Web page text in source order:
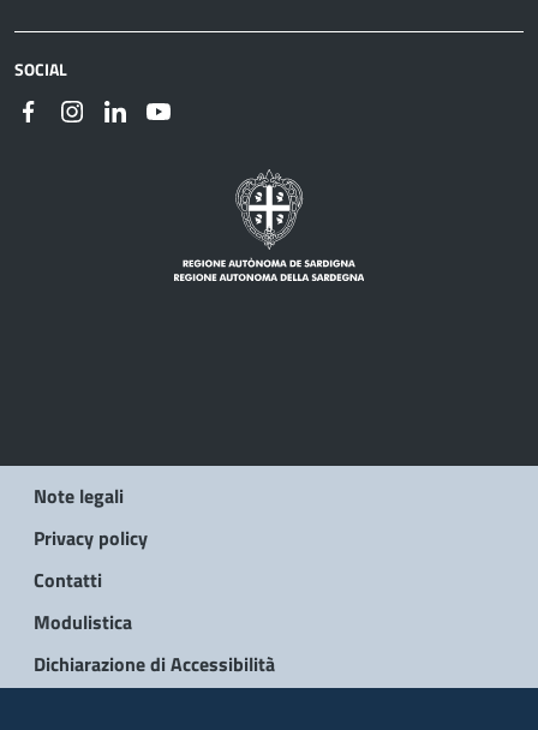
SOCIAL
Note legali
Privacy policy
Contatti
Modulistica
Dichiarazione di Accessibilità